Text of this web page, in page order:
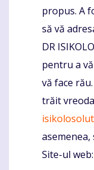
propus. A
să vă
DR
pentru a
vă face
trăit
asemenea,
Site-ul web: